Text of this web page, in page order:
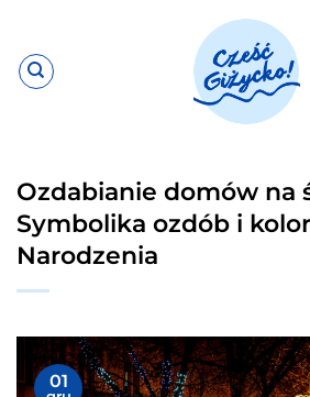
zawartości
Ozdabianie domów na
Symbolika ozdób i
Narodzenia
01